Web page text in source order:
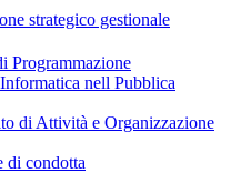
strategico gestionale
Programmazione
nell Pubblica
di Attività e Organizzazione
di condotta